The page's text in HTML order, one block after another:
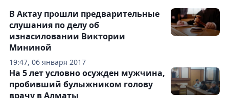
19:47, 06 января 2017
В Актау прошли предварительные
слушания по делу об
изнасиловании Виктории
Мининой
На 5 лет условно осужден мужчина,
пробивший булыжником голову
врачу в Алматы